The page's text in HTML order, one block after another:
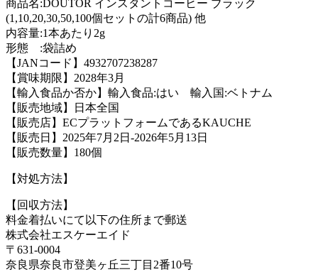
商品名:DOUTOR インスタントコーヒー ブラック
(1,10,20,30,50,100個セットの計6商品) 他
内容量:1本あたり2g
形態 :袋詰め
【JANコード】4932707238287
【賞味期限】2028年3月
【輸入食品か否か】輸入食品:はい 輸入国:ベトナム
【販売地域】日本全国
【販売店】ECプラットフォームであるKAUCHE
【販売日】2025年7月2日-2026年5月13日
【販売数量】180個
【対処方法】
【回収方法】
料金着払いにて以下の住所まで郵送
株式会社エスケーエイド
〒631-0004
奈良県奈良市登美ヶ丘三丁目2番10号